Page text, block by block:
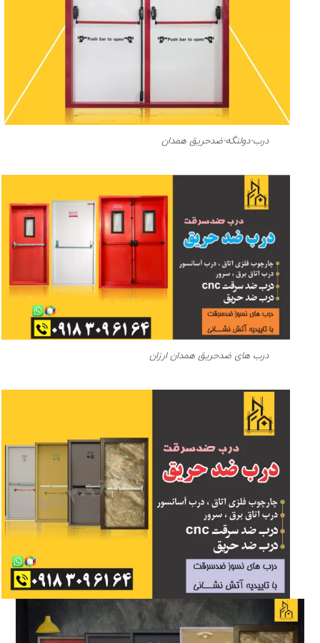
درب-دولنگه-ضدحریق همدان
درب های ضدحریق همدان ارزان